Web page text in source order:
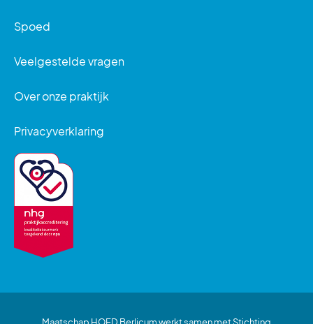
Spoed
Veelgestelde vragen
Over onze praktijk
Privacyverklaring